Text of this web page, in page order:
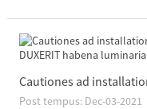
Cautiones ad
Post tempus: Dec-03-2021